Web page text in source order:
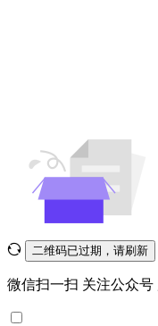
二维码已过期，请刷新
微信扫一扫 关注公众号